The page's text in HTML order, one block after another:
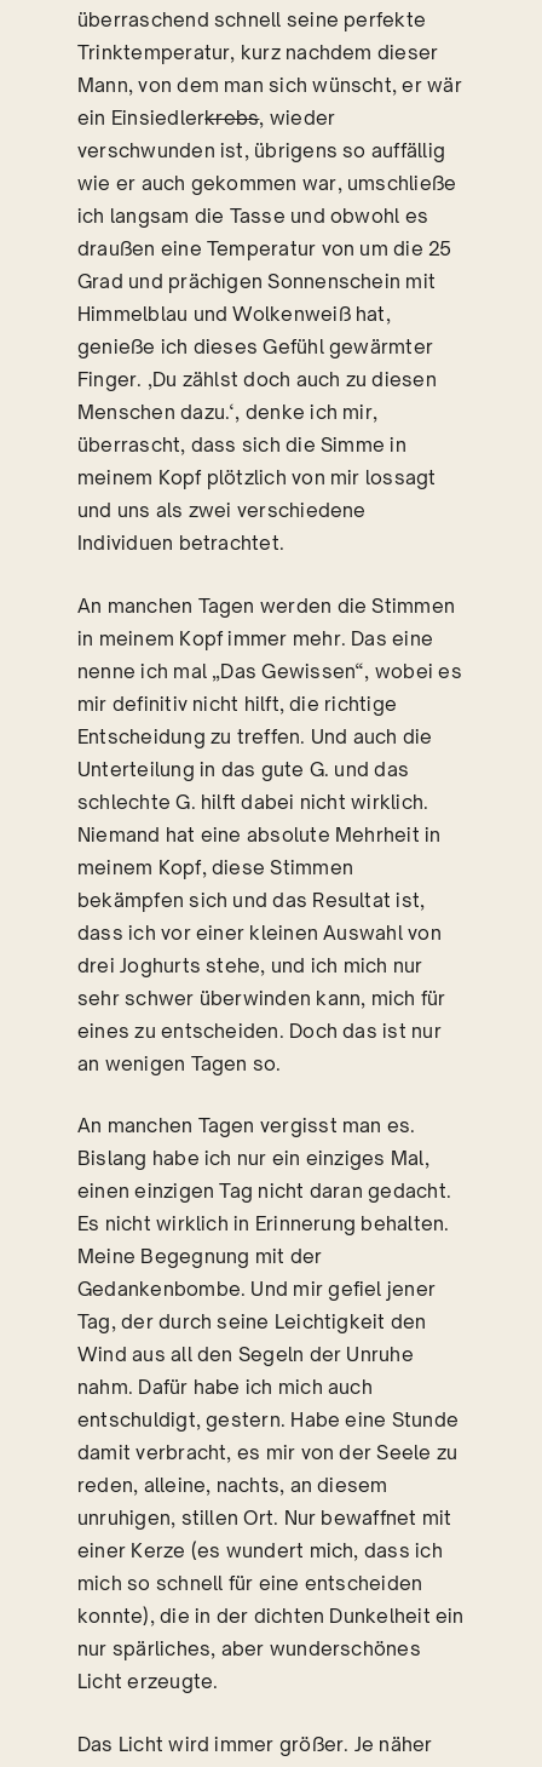
überraschend schnell seine perfekte
Trinktemperatur, kurz nachdem dieser
Mann, von dem man sich wünscht, er wär
ein Einsiedlerkrebs, wieder
verschwunden ist, übrigens so auffällig
wie er auch gekommen war, umschließe
ich langsam die Tasse und obwohl es
draußen eine Temperatur von um die 25
Grad und prächigen Sonnenschein mit
Himmelblau und Wolkenweiß hat,
genieße ich dieses Gefühl gewärmter
Finger. ‚Du zählst doch auch zu diesen
Menschen dazu.‘, denke ich mir,
überrascht, dass sich die Simme in
meinem Kopf plötzlich von mir lossagt
und uns als zwei verschiedene
Individuen betrachtet.
An manchen Tagen werden die Stimmen
in meinem Kopf immer mehr. Das eine
nenne ich mal „Das Gewissen“, wobei es
mir definitiv nicht hilft, die richtige
Entscheidung zu treffen. Und auch die
Unterteilung in das gute G. und das
schlechte G. hilft dabei nicht wirklich.
Niemand hat eine absolute Mehrheit in
meinem Kopf, diese Stimmen
bekämpfen sich und das Resultat ist,
dass ich vor einer kleinen Auswahl von
drei Joghurts stehe, und ich mich nur
sehr schwer überwinden kann, mich für
eines zu entscheiden. Doch das ist nur
an wenigen Tagen so.
An manchen Tagen vergisst man es.
Bislang habe ich nur ein einziges Mal,
einen einzigen Tag nicht daran gedacht.
Es nicht wirklich in Erinnerung behalten.
Meine Begegnung mit der
Gedankenbombe. Und mir gefiel jener
Tag, der durch seine Leichtigkeit den
Wind aus all den Segeln der Unruhe
nahm. Dafür habe ich mich auch
entschuldigt, gestern. Habe eine Stunde
damit verbracht, es mir von der Seele zu
reden, alleine, nachts, an diesem
unruhigen, stillen Ort. Nur bewaffnet mit
einer Kerze (es wundert mich, dass ich
mich so schnell für eine entscheiden
konnte), die in der dichten Dunkelheit ein
nur spärliches, aber wunderschönes
Licht erzeugte.
Das Licht wird immer größer. Je näher